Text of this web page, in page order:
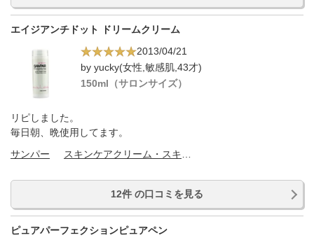
エイジアンチドット ドリームクリーム
2013/04/21
by yucky(女性,敏感肌,43才)
150ml（サロンサイズ）
リピしました。
毎日朝、晩使用してます。
サンパー
12件 の口コミを見る
ピュアパーフェクションピュアペン